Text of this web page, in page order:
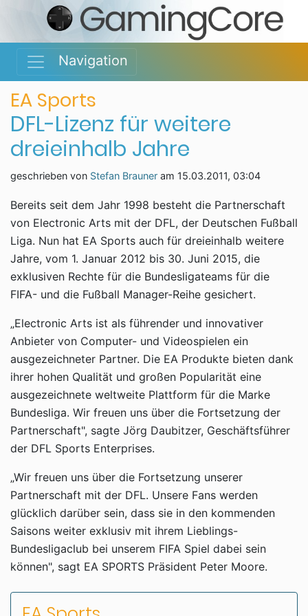
Navigation
EA Sports
DFL-Lizenz für weitere
dreieinhalb Jahre
geschrieben von Stefan Brauner am 15.03.2011, 03:04
Bereits seit dem Jahr 1998 besteht die Partnerschaft
von Electronic Arts mit der DFL, der Deutschen Fußball
Liga. Nun hat EA Sports auch für dreieinhalb weitere
Jahre, vom 1. Januar 2012 bis 30. Juni 2015, die
exklusiven Rechte für die Bundesligateams für die
FIFA- und die Fußball Manager-Reihe gesichert.
„Electronic Arts ist als führender und innovativer
Anbieter von Computer- und Videospielen ein
ausgezeichneter Partner. Die EA Produkte bieten dank
ihrer hohen Qualität und großen Popularität eine
ausgezeichnete weltweite Plattform für die Marke
Bundesliga. Wir freuen uns über die Fortsetzung der
Partnerschaft", sagte Jörg Daubitzer, Geschäftsführer
der DFL Sports Enterprises.
„Wir freuen uns über die Fortsetzung unserer
Partnerschaft mit der DFL. Unsere Fans werden
glücklich darüber sein, dass sie in den kommenden
Saisons weiter exklusiv mit ihrem Lieblings-
Bundesligaclub bei unserem FIFA Spiel dabei sein
können", sagt EA SPORTS Präsident Peter Moore.